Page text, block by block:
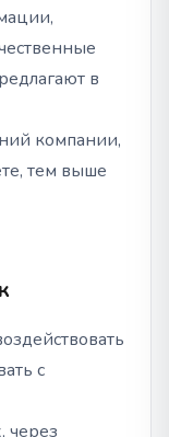
в
компании,
тем выше
с
через